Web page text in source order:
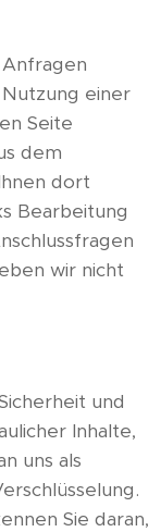
einer
Seite
dem
dort
Bearbeitung
wir nicht
und
Inhalte,
uns als
Sie daran,